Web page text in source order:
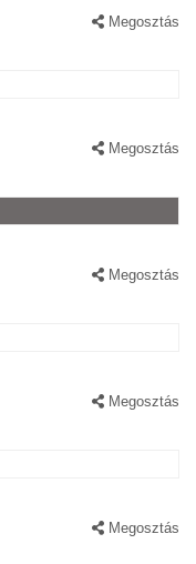
Megosztás
Megosztás
Megosztás
Megosztás
Megosztás